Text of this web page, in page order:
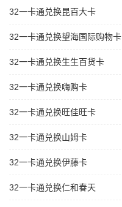
32一卡通兑换昆百大卡
32一卡通兑换望海国际购物卡
32一卡通兑换生生百货卡
32一卡通兑换嗨购卡
32一卡通兑换旺佳旺卡
32一卡通兑换山姆卡
32一卡通兑换伊藤卡
32一卡通兑换仁和春天